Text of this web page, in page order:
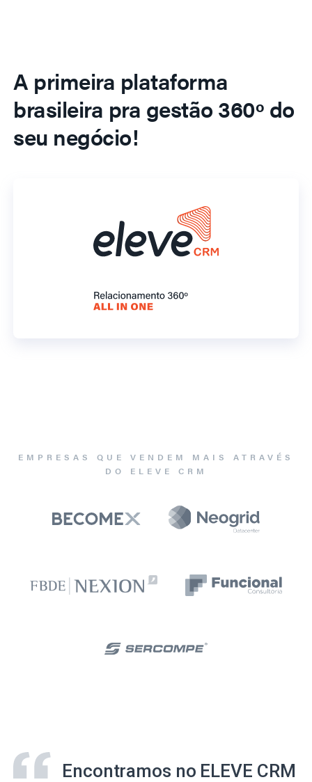
A primeira plataforma
brasileira pra gestão 360º do
seu negócio!
EMPRESAS QUE VENDEM MAIS ATRAVÉS
DO ELEVE CRM
Encontramos no ELEVE CRM